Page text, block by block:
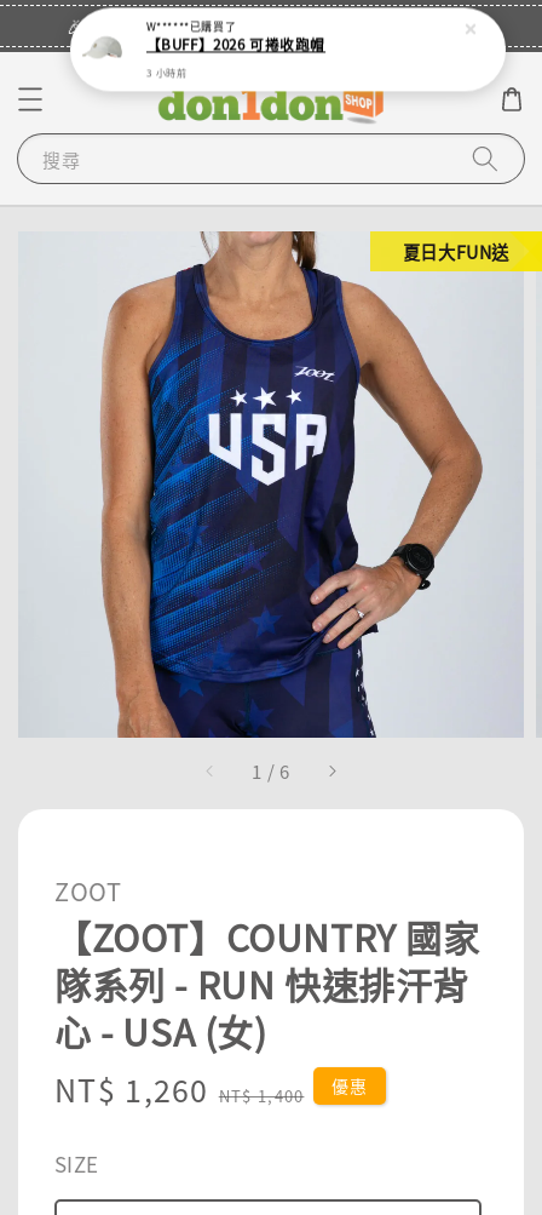
🎉登入會員・領取您的專屬折扣券！
搜尋
1 / 6
夏日大FUN送
ZOOT
【ZOOT】COUNTRY 國家
隊系列 - RUN 快速排汗背
心 - USA (女)
Sale
NT$ 1,260 Regular
NT$ 1,400 優惠
SIZE
W******已購買了
【BUFF】2026 可捲收跑帽
3 小時前